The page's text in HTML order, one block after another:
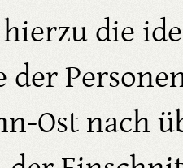
die
der
Ost nach